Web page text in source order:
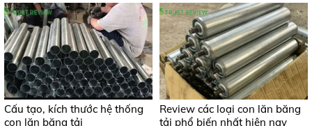
Cấu tạo, kích thước hệ thống
con lăn băng tải
Review các loại con lăn băng
tải phổ biến nhất hiện nay